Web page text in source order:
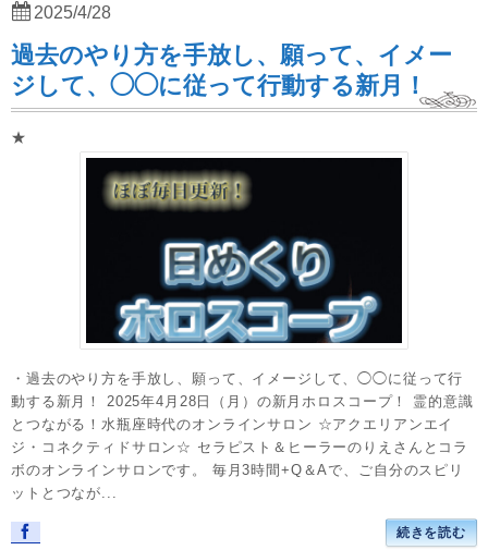
過去のやり方を手放し、願って、イメー
ジして、◯◯に従って行動する新月！
★
・過去のやり方を手放し、願って、イメージして、◯◯に従って行
動する新月！ 2025年4月28日（月）の新月ホロスコープ！ 霊的意識
とつながる！水瓶座時代のオンラインサロン ☆アクエリアンエイ
ジ・コネクティドサロン☆ セラピスト＆ヒーラーのりえさんとコラ
ボのオンラインサロンです。 毎月3時間+Q＆Aで、ご自分のスピリ
ットとつなが...
続きを読む
2025/4/28